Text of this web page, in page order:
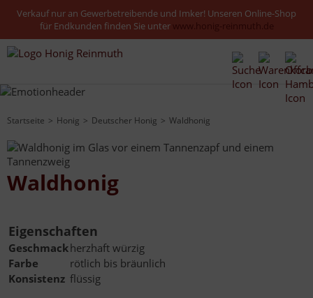
Verkauf nur an Gewerbetreibende und Imker! Unseren Online-Shop
für Endkunden finden Sie unter www.honig-reinmuth.de
Startseite Honig Deutscher Honig Waldhonig
Waldhonig
Eigenschaften
Geschmackherzhaft würzig
Farbe
rötlich bis bräunlich
Konsistenz flüssig